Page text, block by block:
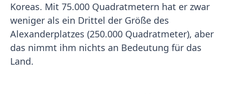
Koreas. Mit 75.000 Quadratmetern hat er zwar
weniger als ein Drittel der Größe des
Alexanderplatzes (250.000 Quadratmeter), aber
das nimmt ihm nichts an Bedeutung für das
Land.